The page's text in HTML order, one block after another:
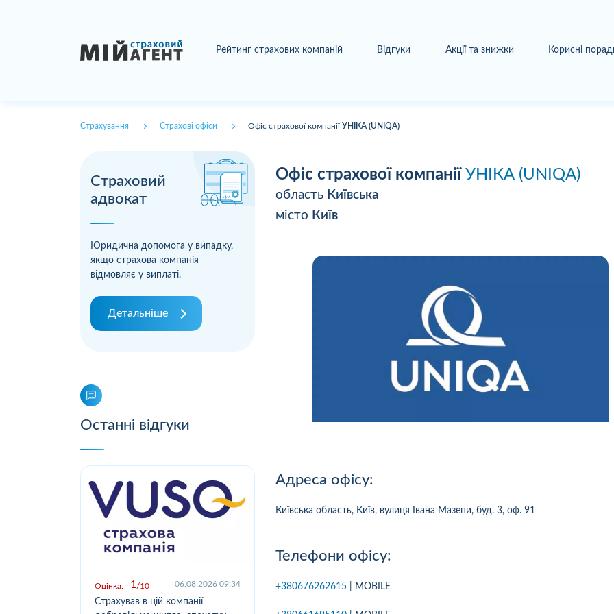
Рейтинг страхових компаній Відгуки Акції та знижки Корисні
Страхування Страхові офіси Офіс страхової компанії УНІКА (UNIQA)
Страховий
адвокат
Юридична допомога у випадку,
якщо страхова компанія
відмовляє у виплаті.
Детальніше
Останні відгуки
Оцінка: 1 10 06.08.2026 09:34
Страхував в цій компанії
Оцінка: 10 10 05.08.2026 19:00
Офіс страхової компанії УНІКА (UNIQA)
область Київська
місто Київ
Адреса офісу:
Київська область, Київ, вулиця Івана Мазепи, буд. 3, оф. 91
Телефони офісу:
+380676262615 | MOBILE